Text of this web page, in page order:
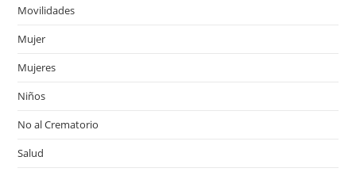
Movilidades
Mujer
Mujeres
Niños
No al Crematorio
Salud